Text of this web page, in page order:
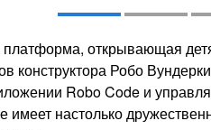
открывающая
конструктора Робо
Robo Code и
имеет настолько